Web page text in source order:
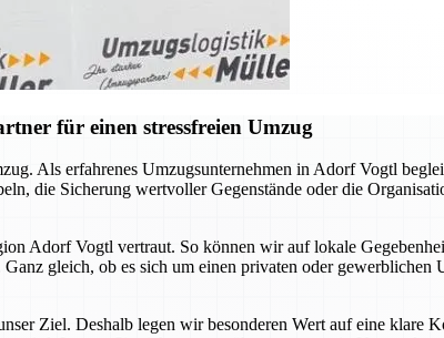
für einen stressfreien Umzug
Als erfahrenes Umzugsunternehmen in Adorf Vogtl
die Sicherung wertvoller Gegenstände oder die
Adorf Vogtl vertraut. So können wir auf lokale
gleich, ob es sich um einen privaten oder
Ziel. Deshalb legen wir besonderen Wert auf eine klare